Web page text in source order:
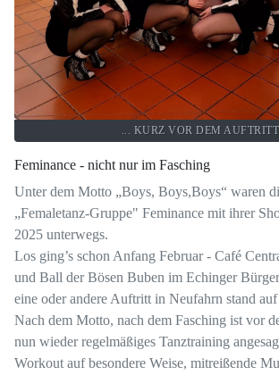
... KURZ VOR DEM AUFTRITT
Feminance - nicht nur im Fasching
Unter dem Motto „Boys, Boys,Boys“ waren
„Femaletanz-Gruppe" Feminance mit ihrer
2025 unterwegs.
Los ging’s schon Anfang Februar - Café
und Ball der Bösen Buben im Echinger
eine oder andere Auftritt in Neufahrn stand
Nach dem Motto, nach dem Fasching ist vor
nun wieder regelmäßiges Tanztraining
Workout auf besondere Weise, mitreißende